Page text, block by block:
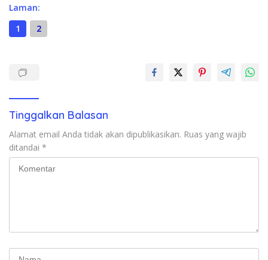
Laman:
1
2
Tinggalkan Balasan
Alamat email Anda tidak akan dipublikasikan. Ruas yang wajib
ditandai *